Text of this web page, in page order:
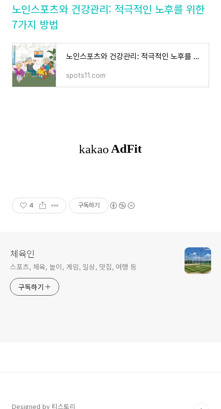
노인스포츠와 건강관리: 적극적인 노후를 위한
7가지 방법
노인스포츠와 건강관리: 적극적인 노후를 위한 7가지 방법
spots11.com
4 구독하기
체육인
스포츠, 체육, 놀이, 게임, 일상, 맛집, 여행 등
구독하기
Designed by 티스토리